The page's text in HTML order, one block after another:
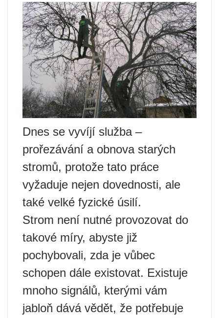
Dnes se vyvíjí služba –
prořezávání a obnova starých
stromů, protože tato práce
vyžaduje nejen dovednosti, ale
také velké fyzické úsilí.
Strom není nutné provozovat do
takové míry, abyste již
pochybovali, zda je vůbec
schopen dále existovat. Existuje
mnoho signálů, kterými vám
jabloň dává vědět, že potřebuje